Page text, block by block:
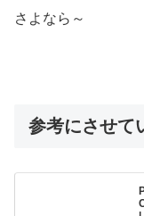
さよなら～
参考にさせて